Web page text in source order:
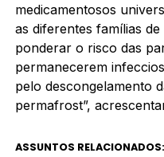
medicamentosos
as diferentes famílias
ponderar o risco das
permanecerem
pelo descongelamento
permafrost”,
ASSUNTOS RELACIONADOS: